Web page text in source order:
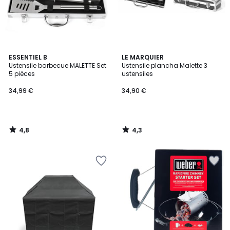
ESSENTIEL B
Ustensile barbecue MALETTE Set
5 pièces
34,99 €
4,8
/ 5
4,8
/
LE MARQUIER
Ustensile plancha Malette 3
ustensiles
34,90 €
4,3
/ 5
4,3
/